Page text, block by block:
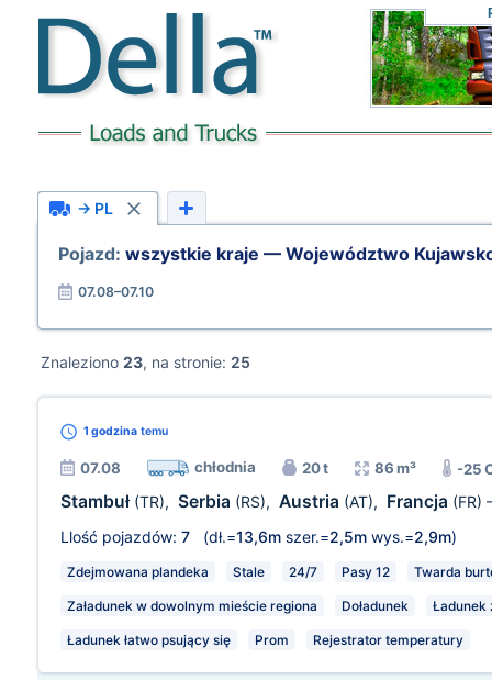
→ PL
Pojazd: wszystkie kraje — Województwo
07.08–07.10
Znaleziono 23, na stronie: 25
1 godzina temu
07.08 chłodnia 20 t 86 m³ -25
Stambuł (TR), Serbia (RS), Austria (AT), Francja (FR)
Llość pojazdów: 7 (dł.=13,6m szer.=2,5m wys.=2,9m)
Zdejmowana plandeka Stale 24/7 Pasy 12 Twarda
Załadunek w dowolnym mieście regiona Doładunek Ładunek
Ładunek łatwo psujący się Prom Rejestrator temperatury